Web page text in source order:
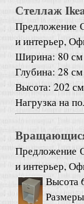
Стеллаж
Предложение
и интерьер,
Ширина: 80 см
Глубина: 28 см
Высота: 202 см
Нагрузка на
Вращающися
Предложение
и интерьер,
Высота